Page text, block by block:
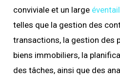
conviviale et un large
telles que la gestion des
transactions, la gestion des
biens immobiliers, la
des tâches, ainsi que des